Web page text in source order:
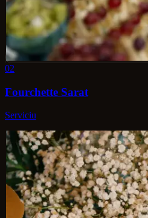
02
Fourchette Sarat
Serviciu